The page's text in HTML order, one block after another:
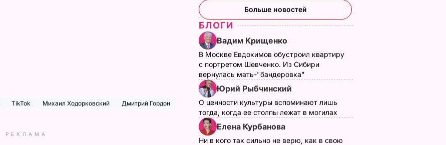
TikTok Михаил Ходорковский
Дмитрий Гордон
РЕКЛАМА
Больше новостей
БЛОГИ
Вадим Крищенко
В Москве Евдокимов обустроил квартиру
с портретом Шевченко. Из Сибири
вернулась мать-"бандеровка"
Юрий Рыбчинский
О ценности культуры вспоминают лишь
тогда, когда ее столпы лежат в могилах
Елена Курбанова
Ни в кого так сильно не верю, как в свою